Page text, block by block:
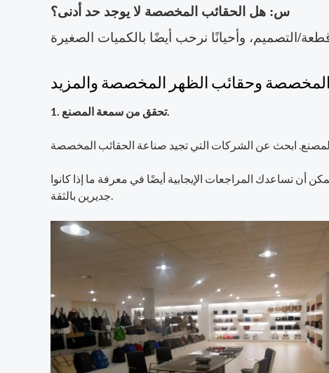
س: هل الحقائب المخصصة لا يوجد حد أدنى؟
المخصصة وحقائب الظهر المخصصة والمزيد
1. تحقق من سمعة المصنع.
أن تساعدك المراجعات الإيجابية أيضًا في معرفة ما إذا كانوا